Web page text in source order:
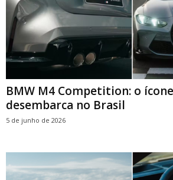
BMW M4 Competition: o
desembarca no Brasil
5 de junho de 2026